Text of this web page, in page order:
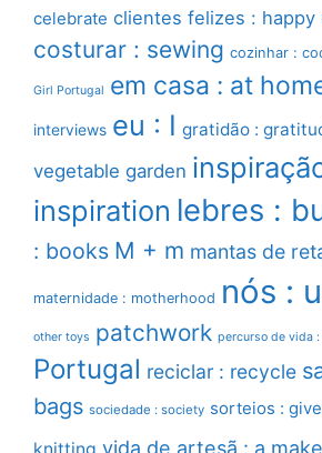
celebrate clientes felizes : happy
costurar : sewing cozinhar :
Girl Portugal em casa : at
interviews eu : I gratidão :
vegetable garden
inspiration lebres :
: books M + m mantas de
maternidade : motherhood nós :
other toys patchwork percurso de vida
Portugal reciclar : recycle
bags sociedade : society sorteios :
vida de artesã : a